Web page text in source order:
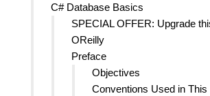
C# Database Basics
SPECIAL OFFER: Upgrade
OReilly
Preface
Objectives
Conventions Used in This